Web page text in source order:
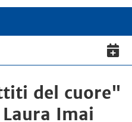
del cuore"
Imai